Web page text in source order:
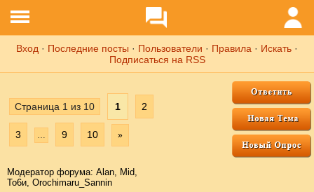
Вход · Последние посты · Пользователи · Правила · Искать ·
Подписаться на RSS
Страница 1 из 10 1 2
3 … 9 10 »
Модератор форума: Аlаn, Mid,
То6и, Orochimaru_Sannin